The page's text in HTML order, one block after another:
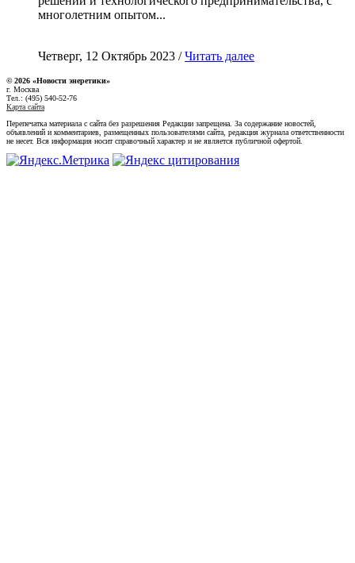
многолетним опытом...
Четверг, 12 Октябрь 2023 /Читать далее
© 2026 «Новости энеретики»
г. Москва
Тел.: (495) 540-52-76
Карта сайта
Перепечатка материала с сайта без разрешения Редакции запрещена. За содержание новостей,
объявлений и комментариев, размещенных пользователями сайта, редакция журнала ответственности
не несет. Вся информация носит справочный характер и не является публичной офертой.